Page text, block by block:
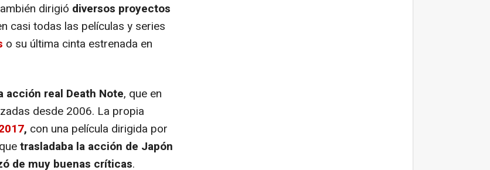
dirigió diversos proyectos
casi todas las películas y series
o su última cinta estrenada en
acción real Death Note, que en
desde 2006. La propia
, con una película dirigida por
trasladaba la acción de Japón
de muy buenas críticas.